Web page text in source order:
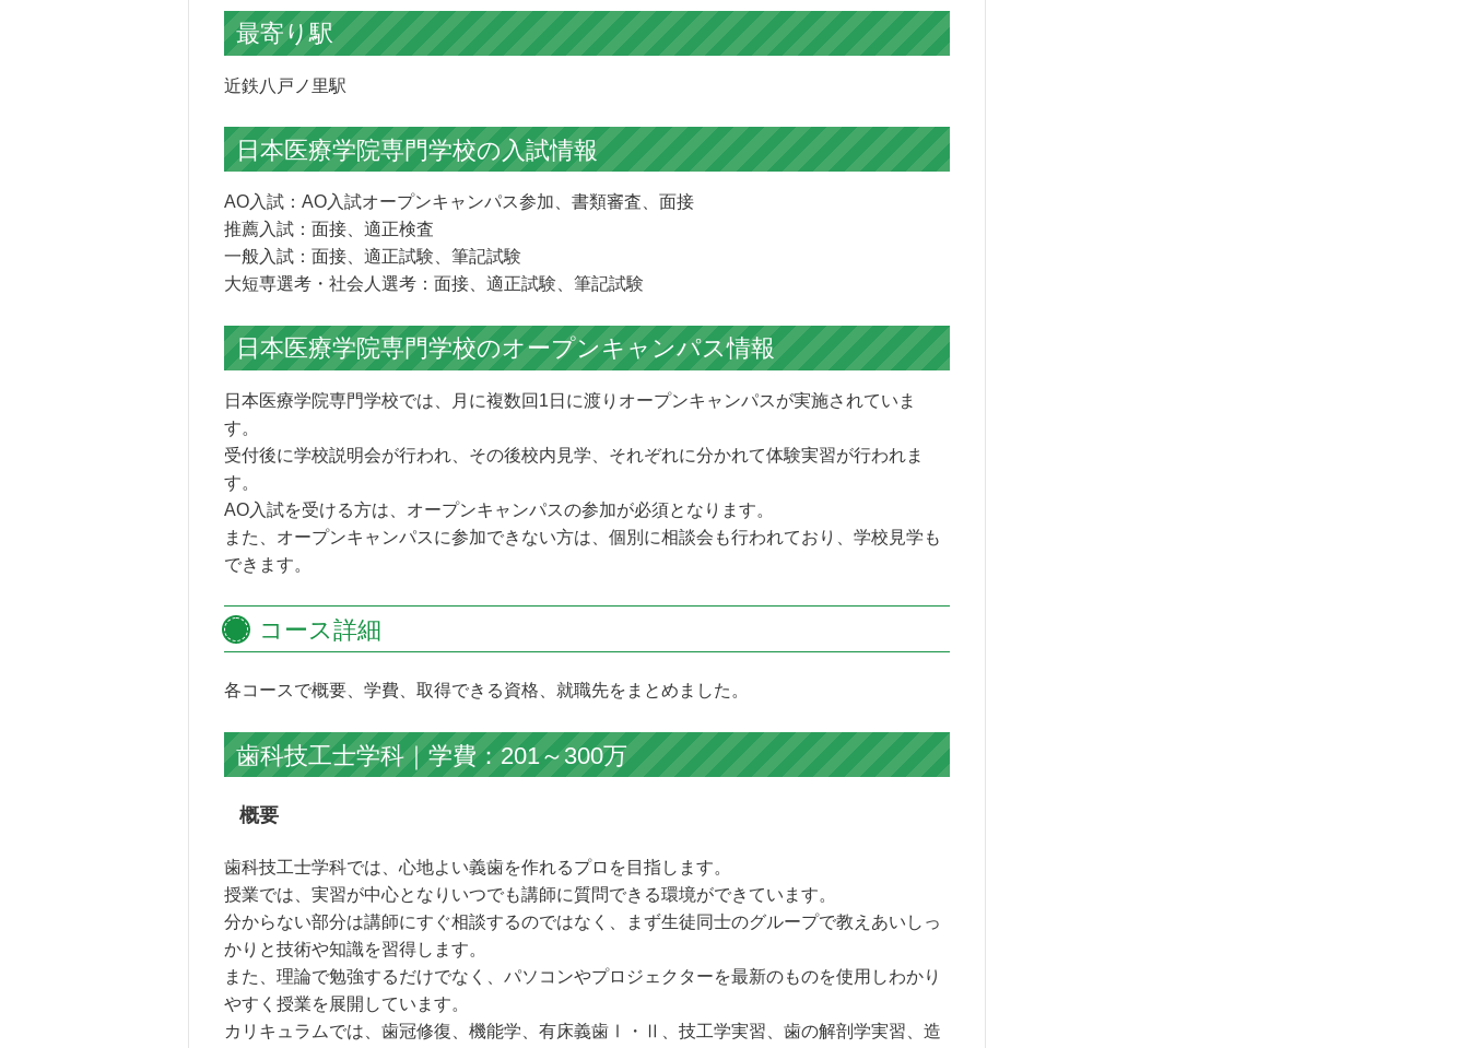
最寄り駅
近鉄八戸ノ里駅
日本医療学院専門学校の入試情報
AO入試：AO入試オープンキャンパス参加、書類審査、面接
推薦入試：面接、適正検査
一般入試：面接、適正試験、筆記試験
大短専選考・社会人選考：面接、適正試験、筆記試験
日本医療学院専門学校のオープンキャンパス情報
日本医療学院専門学校では、月に複数回1日に渡りオープンキャンパスが実施されていま
す。
受付後に学校説明会が行われ、その後校内見学、それぞれに分かれて体験実習が行われま
す。
AO入試を受ける方は、オープンキャンパスの参加が必須となります。
また、オープンキャンパスに参加できない方は、個別に相談会も行われており、学校見学も
できます。
コース詳細
各コースで概要、学費、取得できる資格、就職先をまとめました。
歯科技工士学科｜学費：201～300万
概要
歯科技工士学科では、心地よい義歯を作れるプロを目指します。
授業では、実習が中心となりいつでも講師に質問できる環境ができています。
分からない部分は講師にすぐ相談するのではなく、まず生徒同士のグループで教えあいしっ
かりと技術や知識を習得します。
また、理論で勉強するだけでなく、パソコンやプロジェクターを最新のものを使用しわかり
やすく授業を展開しています。
カリキュラムでは、歯冠修復、機能学、有床義歯Ⅰ・Ⅱ、技工学実習、歯の解剖学実習、造